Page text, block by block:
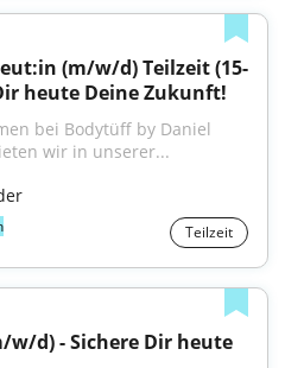
(m/w/d) Teilzeit (15-
heute Deine Zukunft!
bei Bodytüff by Daniel
wir in unserer...
Teilzeit
d) - Sichere Dir heute